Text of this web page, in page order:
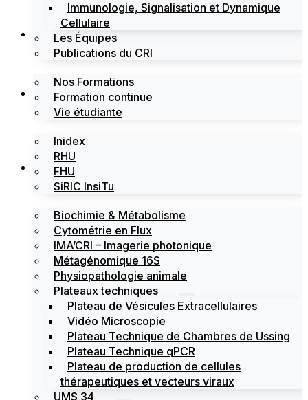
Immunologie, Signalisation et Dynamique
Cellulaire
Les Équipes
Publications du CRI
Formations
Nos Formations
Formation continue
Vie étudiante
Labels
Inidex
RHU
FHU
SiRIC InsiTu
Les plateformes
Biochimie & Métabolisme
Cytométrie en Flux
IMA’CRI – Imagerie photonique
Métagénomique 16S
Physiopathologie animale
Plateaux techniques
Plateau de Vésicules Extracellulaires
Vidéo Microscopie
Plateau Technique de Chambres de Ussing
Plateau Technique qPCR
Plateau de production de cellules
thérapeutiques et vecteurs viraux
UMS 34